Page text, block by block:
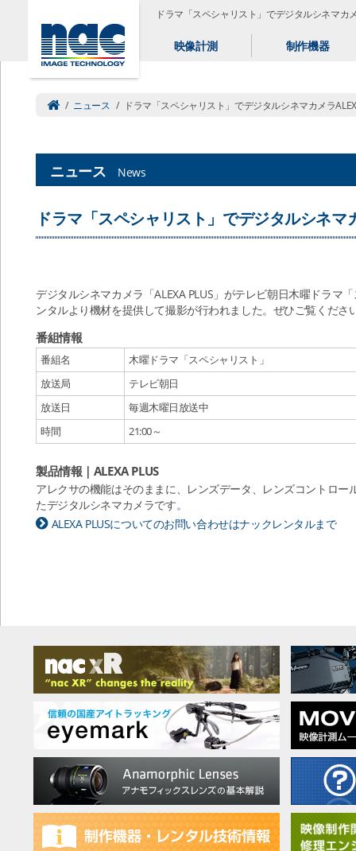
ドラマ「スペシャリスト」でデジタルシネマカ
映像計測 制作機器
/ ニュース / ドラマ「スペシャリスト」でデジタルシネマカメラ
ニュース News
ドラマ「スペシャリスト」でデジタルシネマ
デジタルシネマカメラ「ALEXA PLUS」がテレビ朝日木曜ドラマ
ンタルより機材を提供して撮影が行われました。ぜひご覧くださ
番組情報
番組名
木曜ドラマ「スペシャリスト」
放送局
テレビ朝日
放送日
毎週木曜日放送中
時間
21:00～
製品情報｜ALEXA PLUS
アレクサの機能はそのままに、レンズデータ、レンズコントロ
たデジタルシネマカメラです。
ALEXA PLUSについてのお問い合わせはナックレンタルまで